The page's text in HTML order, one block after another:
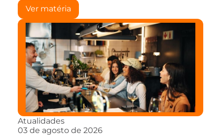
Ver matéria
Atualidades
03 de agosto de 2026